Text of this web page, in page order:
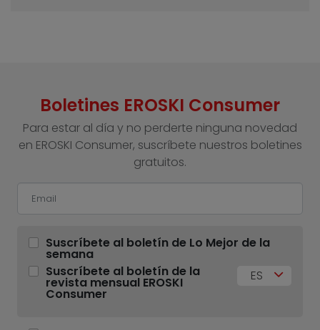
Boletines EROSKI Consumer
Para estar al día y no perderte ninguna novedad
en EROSKI Consumer, suscríbete nuestros boletines
gratuitos.
Suscríbete al boletín de Lo Mejor de la
semana
Suscríbete al boletín de la
revista mensual EROSKI
Consumer
ES